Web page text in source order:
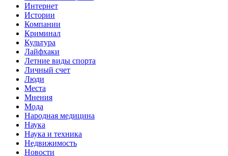
Интернет
Истории
Компании
Криминал
Культура
Лайфхаки
Летние виды спорта
Личный счет
Люди
Места
Мнения
Мода
Народная медицина
Наука
Наука и техника
Недвижимость
Новости